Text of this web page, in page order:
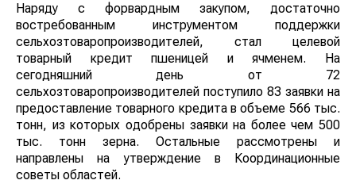
Наряду с форвардным закупом, достаточно
востребованным инструментом поддержки
сельхозтоваропроизводителей, стал целевой
товарный кредит пшеницей и ячменем. На
сегодняшний день от 72
сельхозтоваропроизводителей поступило 83 заявки на
предоставление товарного кредита в объеме 566 тыс.
тонн, из которых одобрены заявки на более чем 500
тыс. тонн зерна. Остальные рассмотрены и
направлены на утверждение в Координационные
советы областей.